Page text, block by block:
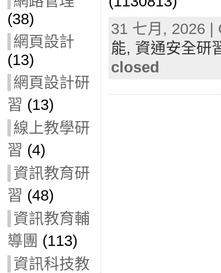
(38)
網頁設計
(13)
網頁設計研
習 (13)
線上教學研
習 (4)
資訊教育研
習 (48)
資訊教育輔
導團 (113)
資訊科技教
31 七月, 2026
能, 資通安全研
closed